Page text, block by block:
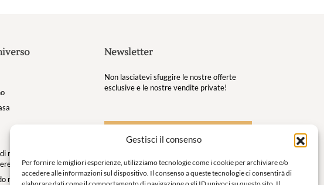
Gestisci il consenso
Per fornire le migliori esperienze, utilizziamo tecnologie come i cookie per archiviare e/o
accedere alle informazioni sul dispositivo. Il consenso a queste tecnologie ci consentirà di
morbidezza per i tuoi
morbido e magico per
Newsletter
Non lasciatevi sfuggire le nostre offerte
esclusive e le nostre vendite private!
S'inscrire à la newsletter